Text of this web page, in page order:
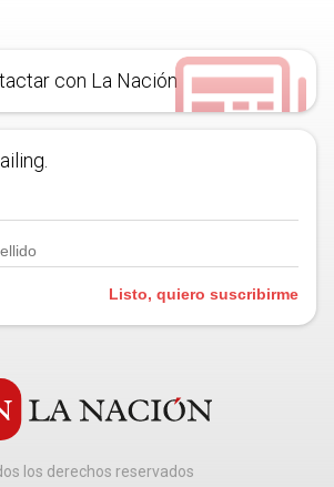
con La Nación
Listo, quiero suscribirme
los derechos reservados